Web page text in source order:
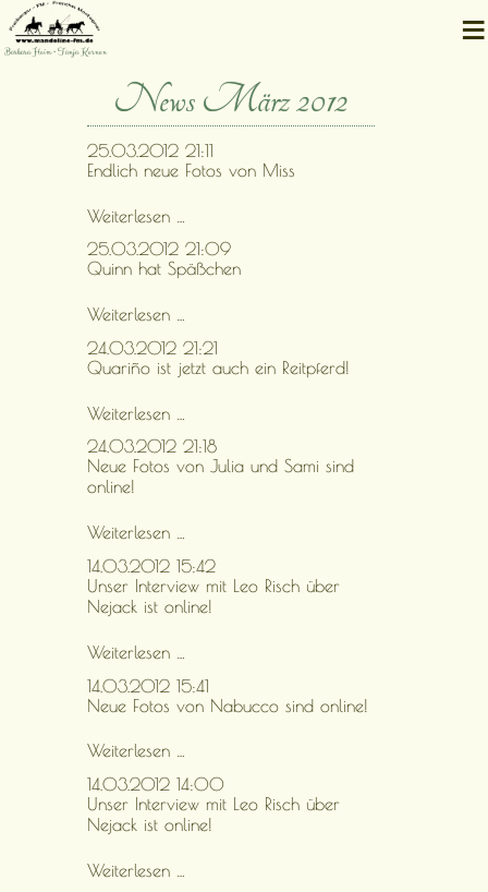
Barbara Heim • Tanja Kernen ≡
News März 2012
25.03.2012 21:11
Endlich neue Fotos von Miss
Weiterlesen …
Fotos
von
25.03.2012 21:09
Quinn hat Späßchen
Weiterlesen …
Späßchen
24.03.2012 21:21
Quariño ist jetzt auch ein Reitpferd!
Weiterlesen …
jetzt
auch
24.03.2012 21:18
Neue Fotos von Julia und Sami sind
online!
Weiterlesen …
von
Julia
und
14.03.2012 15:42
Unser Interview mit Leo Risch über
Nejack ist online!
Weiterlesen …
mit
Leo
ist
online!
14.03.2012 15:41
Neue Fotos von Nabucco sind online!
Weiterlesen …
von
Nabucco
sind
14.03.2012 14:00
Unser Interview mit Leo Risch über
Nejack ist online!
Weiterlesen …